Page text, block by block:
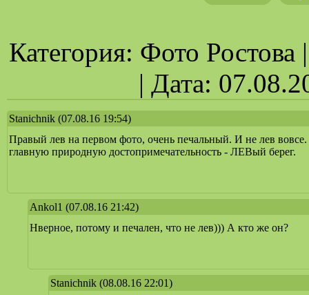
Категория: Фото
| Дата:
Stanichnik (07.08.16 19:54)
Правый лев на первом фото, очень печальный. И не лев
главную природную достопримечательность - ЛЕВый берег.
Ankol1 (07.08.16 21:42)
Нверное, потому и печален, что не лев))) А кто же он?
Stanichnik (08.08.16 22:01)